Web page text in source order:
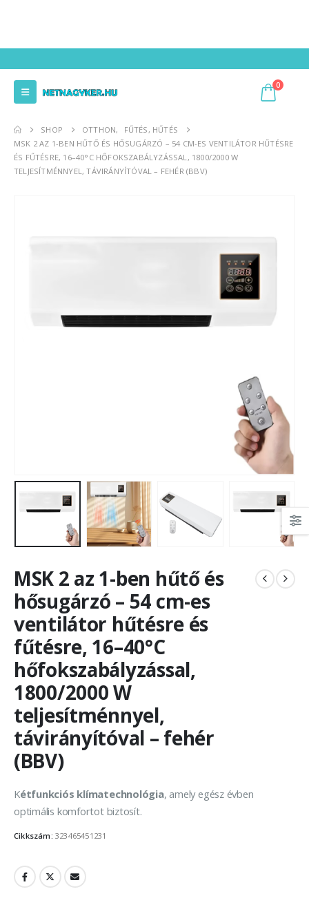
0
SHOP OTTHON,
FŰTÉS, HŰTÉS
MSK 2 AZ 1-BEN HŰTŐ ÉS HŐSUGÁRZÓ – 54 CM-ES VENTILÁTOR HŰTÉSRE
ÉS FŰTÉSRE, 16–40°C HŐFOKSZABÁLYZÁSSAL, 1800/2000 W
TELJESÍTMÉNNYEL, TÁVIRÁNYÍTÓVAL – FEHÉR (BBV)
MSK 2 az 1-ben hűtő és
hősugárzó – 54 cm-es
ventilátor hűtésre és
fűtésre, 16–40°C
hőfokszabályzással,
1800/2000 W
teljesítménnyel,
távirányítóval – fehér
(BBV)
Kétfunkciós klímatechnológia, amely egész évben
optimális komfortot biztosít.
Cikkszám: 323465451231